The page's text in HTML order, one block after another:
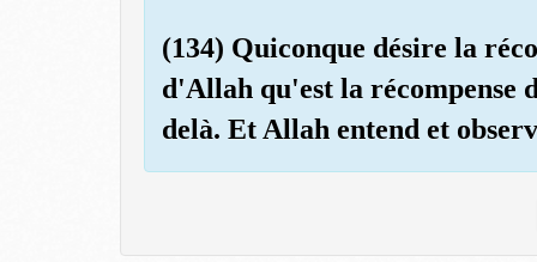
(134) Quiconque désire la
d'Allah qu'est la récompense
delà. Et Allah entend et